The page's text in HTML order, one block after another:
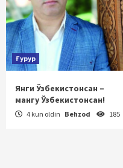
Ғурур
Янги Ўзбекистонсан –
мангу Ўзбекистонсан!
4 kun oldin Behzod 185